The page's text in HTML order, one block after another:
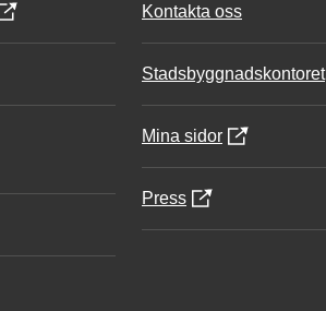
Kontakta oss
Stadsbyggnadskontoret
Mina sidor
Press